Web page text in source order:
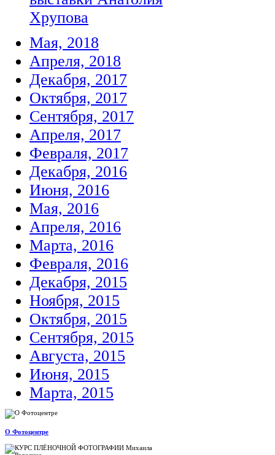
Хрупова
Мая, 2018
Апреля, 2018
Декабря, 2017
Октября, 2017
Сентября, 2017
Апреля, 2017
Февраля, 2017
Декабря, 2016
Июня, 2016
Мая, 2016
Апреля, 2016
Марта, 2016
Февраля, 2016
Декабря, 2015
Ноября, 2015
Октября, 2015
Сентября, 2015
Августа, 2015
Июня, 2015
Марта, 2015
О Фотоцентре